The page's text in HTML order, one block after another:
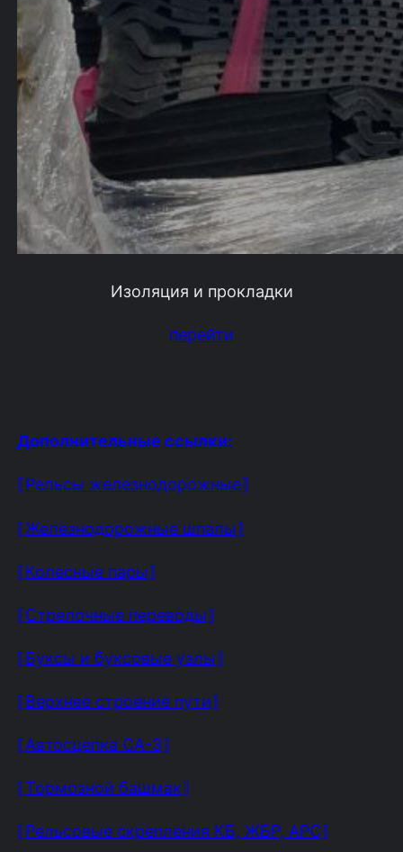
Изоляция и прокладки
перейти
Дополнительные ссылки:
⟦Рельсы железнодорожные⟧
⟦Железнодорожные шпалы⟧
⟦Колесные пары⟧
⟦Стрелочные переводы⟧
⟦Буксы и буксовые узлы⟧
⟦Верхнее строение пути⟧
⟦Автосцепка СА-3⟧
⟦Тормозной башмак⟧
⟦Рельсовые скрепления КБ, ЖБР, АРС⟧